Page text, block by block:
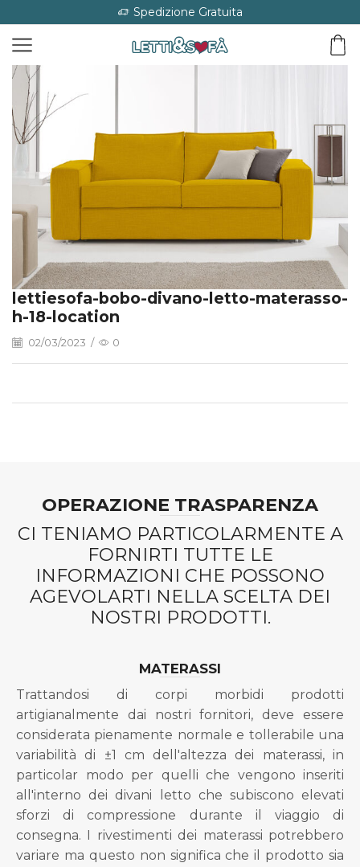
Spedizione Gratuita
lettiesofa-bobo-divano-letto-materasso-
h-18-location
02/03/2023 / 0
OPERAZIONE TRASPARENZA
CI TENIAMO PARTICOLARMENTE A
FORNIRTI TUTTE LE
INFORMAZIONI CHE POSSONO
AGEVOLARTI NELLA SCELTA DEI
NOSTRI PRODOTTI.
MATERASSI
Trattandosi di corpi morbidi prodotti
artigianalmente dai nostri fornitori, deve essere
considerata pienamente normale e tollerabile una
variabilità di ±1 cm dell'altezza dei materassi, in
particolar modo per quelli che vengono inseriti
all'interno dei divani letto che subiscono elevati
sforzi di compressione durante il viaggio di
consegna. I rivestimenti dei materassi potrebbero
variare ma questo non significa che il prodotto sia